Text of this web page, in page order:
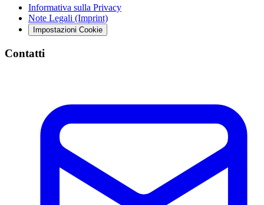
Informativa sulla Privacy
Note Legali (Imprint)
Impostazioni Cookie
Contatti